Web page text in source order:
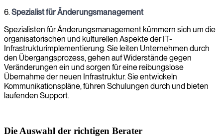
6.Spezialist für Änderungsmanagement
Spezialisten für Änderungsmanagement kümmern sich um die
organisatorischen und kulturellen Aspekte der IT-
Infrastrukturimplementierung. Sie leiten Unternehmen durch
den Übergangsprozess, gehen auf Widerstände gegen
Veränderungen ein und sorgen für eine reibungslose
Übernahme der neuen Infrastruktur. Sie entwickeln
Kommunikationspläne, führen Schulungen durch und bieten
laufenden Support.
Die Auswahl der richtigen Berater